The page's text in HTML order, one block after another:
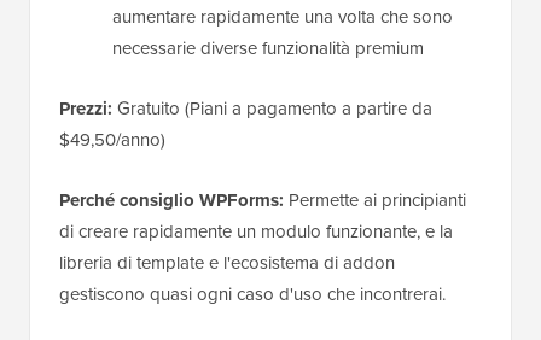
aumentare rapidamente una volta che sono
necessarie diverse funzionalità premium
Prezzi: Gratuito (Piani a pagamento a partire da
$49,50/anno)
Perché consiglio WPForms: Permette ai principianti
di creare rapidamente un modulo funzionante, e la
libreria di template e l'ecosistema di addon
gestiscono quasi ogni caso d'uso che incontrerai.